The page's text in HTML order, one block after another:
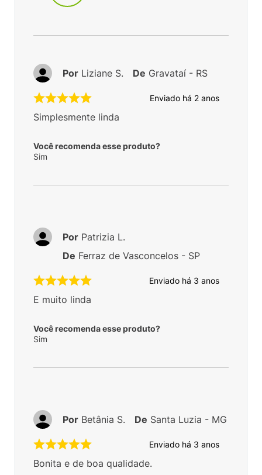
Enviado há 2 anos
Simplesmente linda
Você recomenda esse produto?
Sim
Por Liziane S. De Gravataí - RS
Enviado há 3 anos
E muito linda
Você recomenda esse produto?
Sim
Por Patrizia L.
De Ferraz de Vasconcelos - SP
Enviado há 3 anos
Bonita e de boa qualidade.
Por Betânia S. De Santa Luzia - MG